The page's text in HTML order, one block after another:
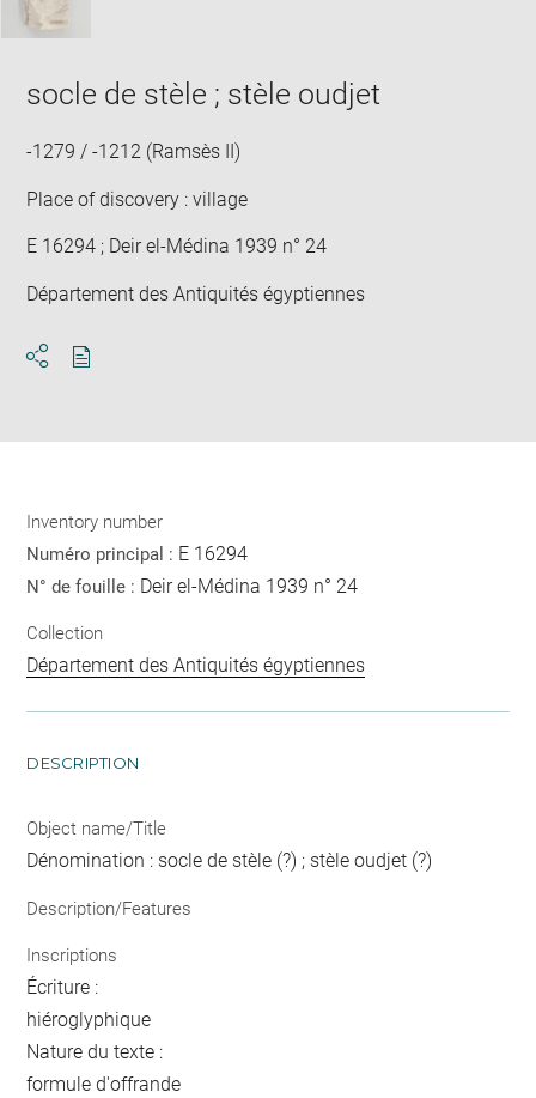
socle de stèle ; stèle oudjet
-1279 / -1212 (Ramsès II)
Place of discovery : village
E 16294 ; Deir el-Médina 1939 n° 24
Département des Antiquités égyptiennes
Inventory number
Numéro principal : E 16294
N° de fouille : Deir el-Médina 1939 n° 24
Collection
Département des Antiquités égyptiennes
DESCRIPTION
Object name/Title
Dénomination : socle de stèle (?) ; stèle oudjet (?)
Description/Features
Inscriptions
Écriture :
hiéroglyphique
Nature du texte :
formule d'offrande